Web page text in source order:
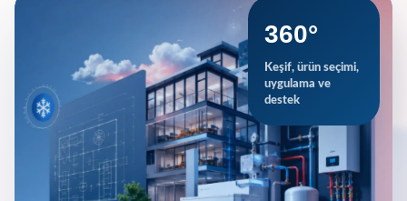
360°
Keşif, ürün seçimi,
uygulama ve
destek